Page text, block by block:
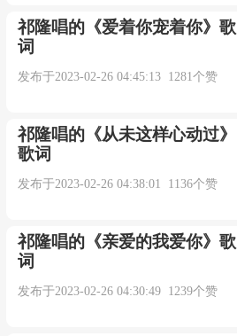
Hinterdiesertuer
祁隆唱的《爱着你宠着你》歌
词
发布于2023-02-26 04:45:13 1281个赞
祁隆唱的《从未这样心动过》
歌词
发布于2023-02-26 04:38:01 1136个赞
祁隆唱的《亲爱的我爱你》歌
词
发布于2023-02-26 04:30:49 1239个赞